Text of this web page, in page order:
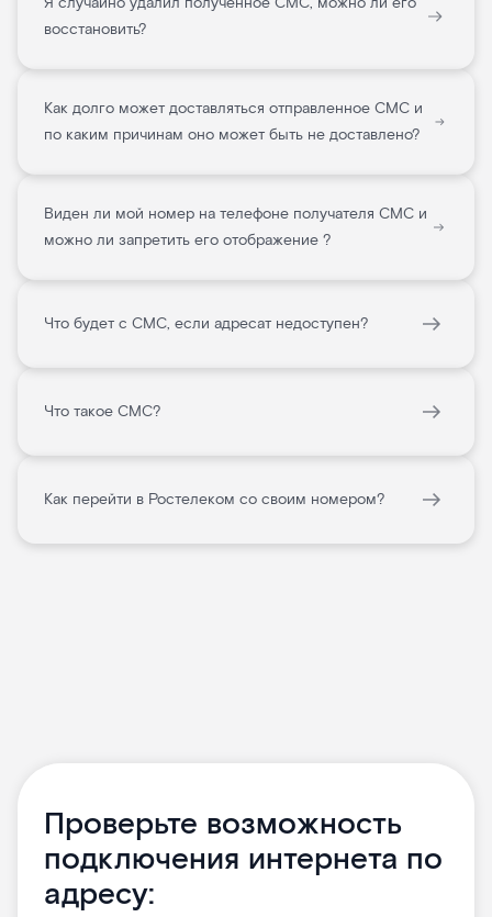
восстановить?
Как долго может доставляться отправленное СМС и
по каким причинам оно может быть не доставлено?
Виден ли мой номер на телефоне получателя СМС и
можно ли запретить его отображение ?
Что будет с СМС, если адресат недоступен?
Что такое СМС?
Как перейти в Ростелеком со своим номером?
Проверьте возможность
подключения интернета по
адресу: